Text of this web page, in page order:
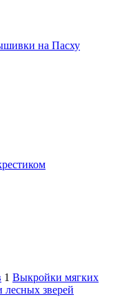
на Пасху
1 Выкройки мягких
зверей